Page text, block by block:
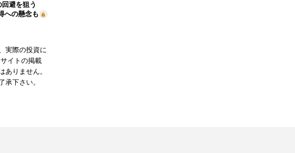
回避を狙う
への懸念も
実際の投資に
イトの掲載
りません。
下さい。